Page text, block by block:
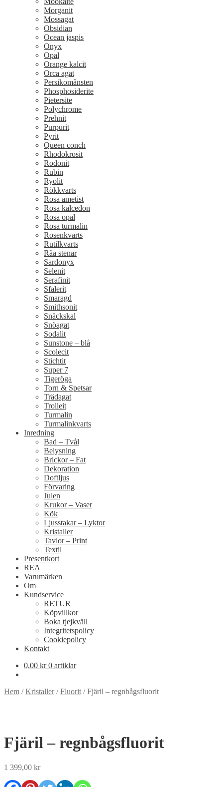
Morganit
Mossagat
Obsidian
Ocean jaspis
Onyx
Opal
Orange kalcit
Orca agat
Persikomånsten
Phosphosiderite
Pietersite
Polychrome
Prehnit
Purpurit
Pyrit
Queen conch
Rhodokrosit
Rodonit
Rubin
Ryolit
Rökkvarts
Rosa ametist
Rosa kalcedon
Rosa opal
Rosa turmalin
Rosenkvarts
Rutilkvarts
Råa stenar
Sardonyx
Selenit
Serafinit
Sfalerit
Smaragd
Smithsonit
Snäckskal
Snöagat
Sodalit
Sunstone – blå
Scolecit
Stichtit
Super 7
Tigeröga
Torn & Spetsar
Trädagat
Trolleit
Turmalin
Turmalinkvarts
Inredning
Bad – Tvål
Belysning
Brickor – Fat
Dekoration
Doftljus
Förvaring
Julen
Krukor – Vaser
Kök
Ljusstakar – Lyktor
Kristaller
Tavlor – Print
Textil
Presentkort
REA
Varumärken
Om
Kundservice
RETUR
Köpvillkor
Boka tjejkväll
Integritetspolicy
Cookiepolicy
Kontakt
0,00 kr 0 artiklar
Hem /Kristaller/Fluorit /Fjäril – regnbågsfluorit
Fjäril – regnbågsfluorit
1 399,00 kr